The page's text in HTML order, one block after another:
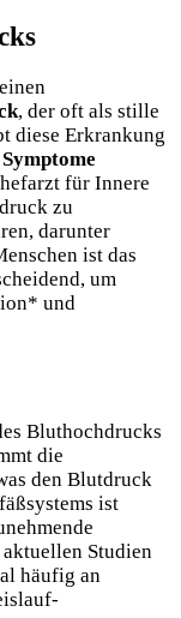
, der oft als stille
diese Erkrankung
Symptome
für Innere
zu
darunter
ist das
um
und
Bluthochdrucks
die
den Blutdruck
ist
Studien
häufig an